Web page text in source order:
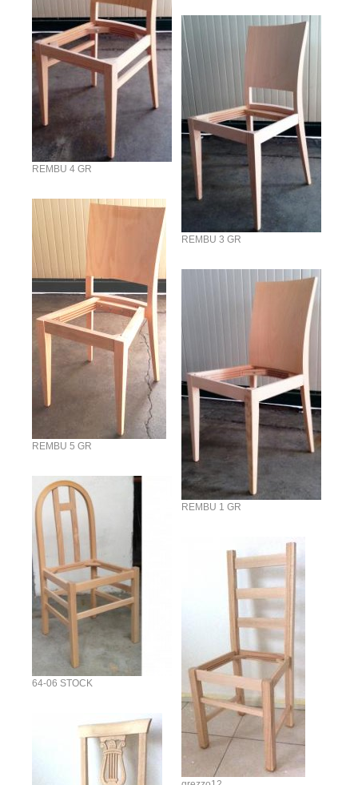
REMBU 4 GR
REMBU 3 GR
REMBU 5 GR
REMBU 1 GR
64-06 STOCK